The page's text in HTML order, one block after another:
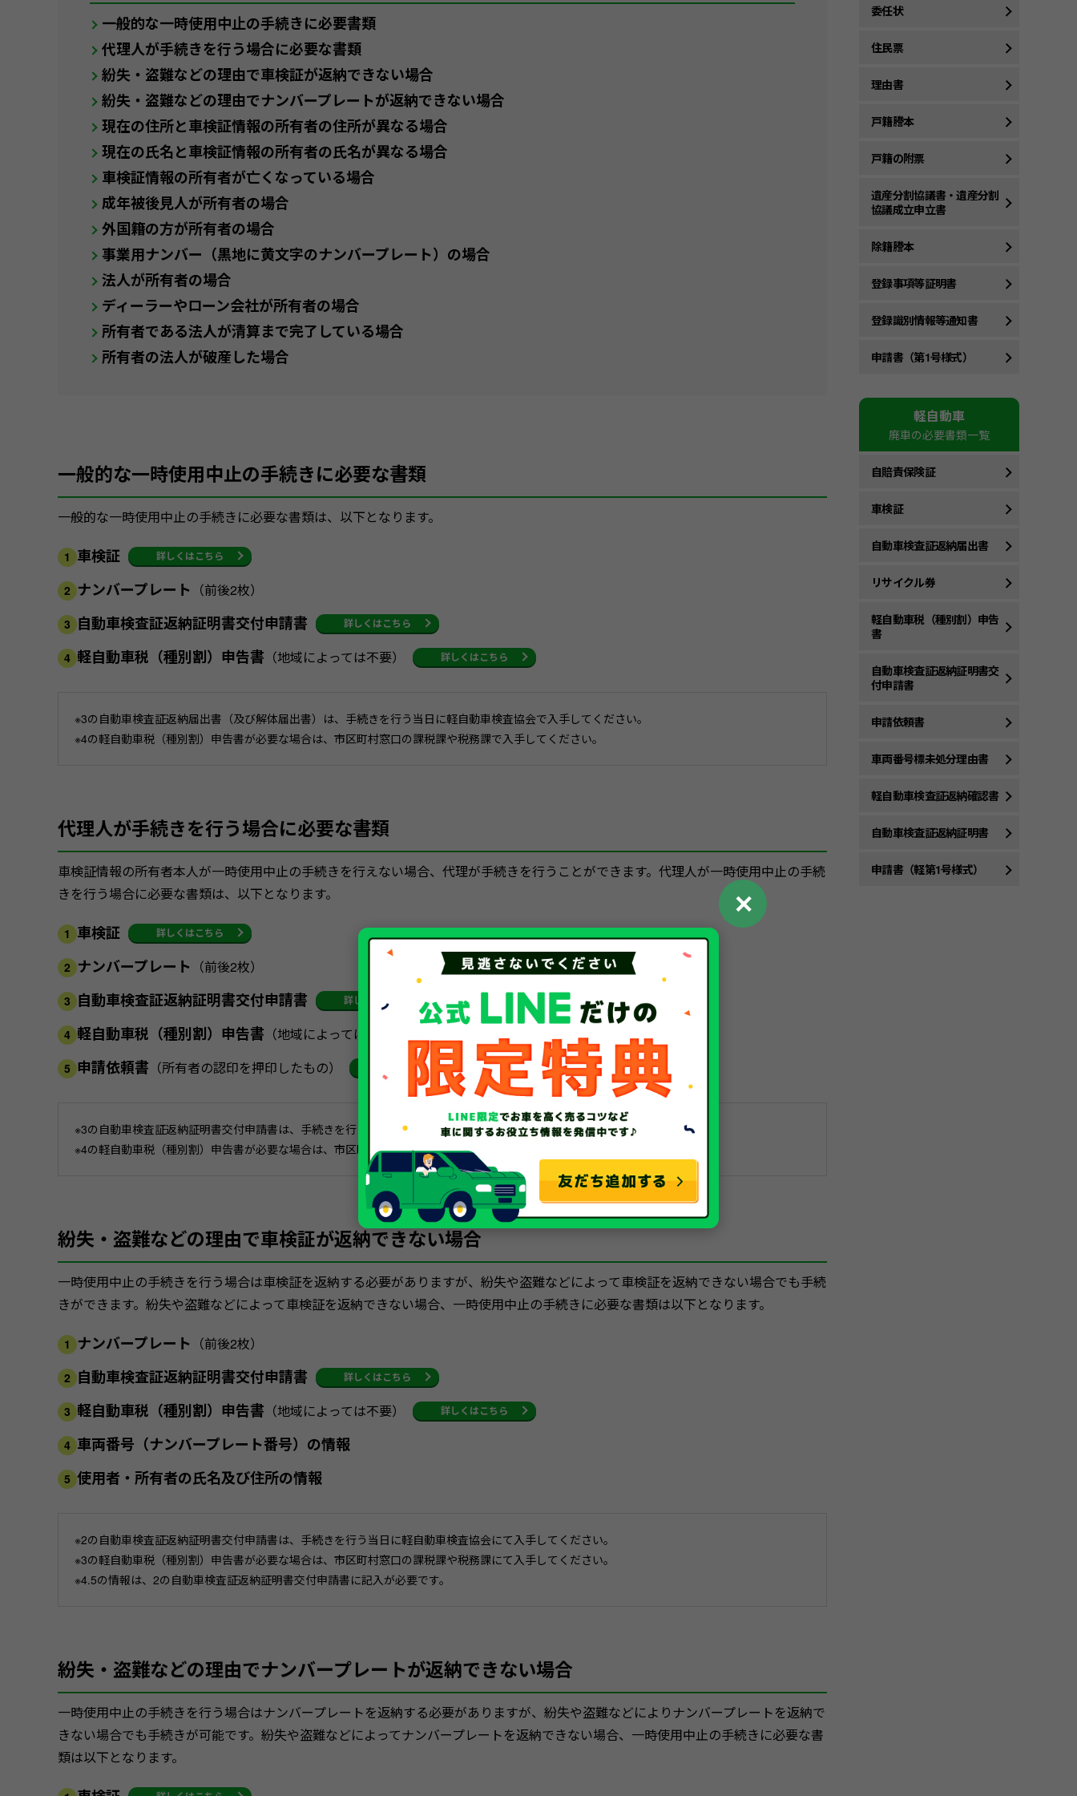
一般的な一時使用中止の手続きに必要書類
代理人が手続きを行う場合に必要な書類
紛失・盗難などの理由で車検証が返納できない場合
紛失・盗難などの理由でナンバープレートが返納できない場合
現在の住所と車検証情報の所有者の住所が異なる場合
現在の氏名と車検証情報の所有者の氏名が異なる場合
車検証情報の所有者が亡くなっている場合
成年被後見人が所有者の場合
外国籍の方が所有者の場合
事業用ナンバー（黒地に黄文字のナンバープレート）の場合
法人が所有者の場合
ディーラーやローン会社が所有者の場合
所有者である法人が清算まで完了している場合
所有者の法人が破産した場合
一般的な一時使用中止の手続きに必要な書類
一般的な一時使用中止の手続きに必要な書類は、以下となります。
1 車検証 詳しくはこちら
2 ナンバープレート （前後2枚）
3 自動車検査証返納証明書交付申請書 詳しくはこちら
4 軽自動車税（種別割）申告書 （地域によっては不要） 詳しくはこちら
※3の自動車検査証返納届出書（及び解体届出書）は、手続きを行う当日に軽自動車検査協会で入手してください。
※4の軽自動車税（種別割）申告書が必要な場合は、市区町村窓口の課税課や税務課で入手してください。
代理人が手続きを行う場合に必要な書類
車検証情報の所有者本人が一時使用中止の手続きを行えない場合、代理が手続きを行うことができます。代理人が一時使用中止の手続
きを行う場合に必要な書類は、以下となります。
1 車検証 詳しくはこちら
2 ナンバープレート （前後2枚）
3 自動車検査証返納証明書交付申請書 詳しくはこちら
4 軽自動車税（種別割）申告書 （地域によっては不要）
5 申請依頼書 （所有者の認印を押印したもの） 詳しくはこちら
※3の自動車検査証返納証明書交付申請書は、手続きを行う当日に軽自動車検査協会にて入手してください。
※4の軽自動車税（種別割）申告書が必要な場合は、市区町村窓口の課税課や税務課にて入手してください。
紛失・盗難などの理由で車検証が返納できない場合
一時使用中止の手続きを行う場合は車検証を返納する必要がありますが、紛失や盗難などによって車検証を返納できない場合でも手続
きができます。紛失や盗難などによって車検証を返納できない場合、一時使用中止の手続きに必要な書類は以下となります。
1 ナンバープレート （前後2枚）
2 自動車検査証返納証明書交付申請書 詳しくはこちら
3 軽自動車税（種別割）申告書 （地域によっては不要） 詳しくはこちら
4 車両番号（ナンバープレート番号）の情報
5 使用者・所有者の氏名及び住所の情報
※2の自動車検査証返納証明書交付申請書は、手続きを行う当日に軽自動車検査協会にて入手してください。
※3の軽自動車税（種別割）申告書が必要な場合は、市区町村窓口の課税課や税務課にて入手してください。
※4.5の情報は、2の自動車検査証返納証明書交付申請書に記入が必要です。
紛失・盗難などの理由でナンバープレートが返納できない場合
一時使用中止の手続きを行う場合はナンバープレートを返納する必要がありますが、紛失や盗難などによりナンバープレートを返納で
きない場合でも手続きが可能です。紛失や盗難などによってナンバープレートを返納できない場合、一時使用中止の手続きに必要な書
類は以下となります。
委任状
住民票
理由書
戸籍謄本
戸籍の附票
遺産分割協議書・遺産分割
協議成立申立書
除籍謄本
登録事項等証明書
登録識別情報等通知書
申請書（第1号様式）
軽自動車
廃車の必要書類一覧
自賠責保険証
車検証
自動車検査証返納届出書
リサイクル券
軽自動車税（種別割）申告
書
自動車検査証返納証明書交
付申請書
申請依頼書
車両番号標未処分理由書
軽自動車検査証返納確認書
自動車検査証返納証明書
申請書（軽第1号様式）
✕